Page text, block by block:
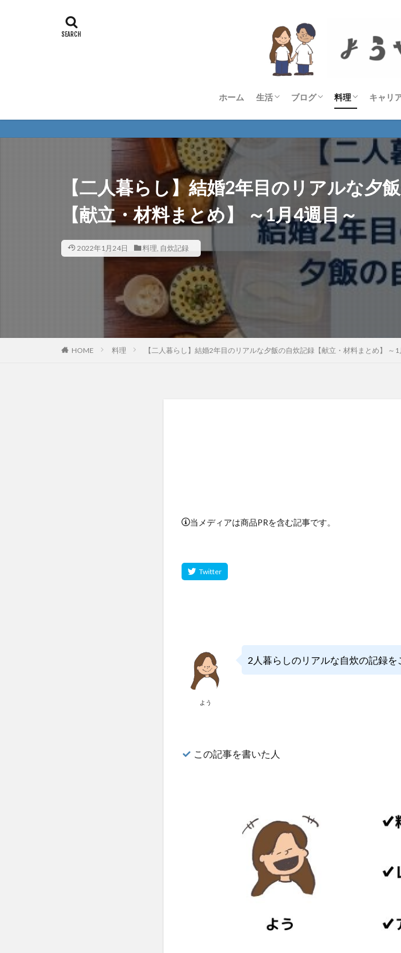
ホーム 生活
宅食サービス
グルメ
美容・健康
勉強・在宅ワーク
お悩み解決・お役立ち
商品レビュー・比較
ブログ
ASP
THE THOR
ブログ術
毎日投稿
経過報告
料理
レシピ
自炊記録
キャリ
資格
社会人
【二人暮らし】結婚2年目のリアルな夕
【献立・材料まとめ】 ～1月4週目～
2022年1月24日 料理, 自炊記録
HOME 料理 【二人暮らし】結婚2年目のリアルな夕飯の自炊記録【献立・材料まとめ】 ～1
当メディアは商品PRを含む記事です。
よう
2人暮らしのリアルな自炊の記録を
この記事を書いた人